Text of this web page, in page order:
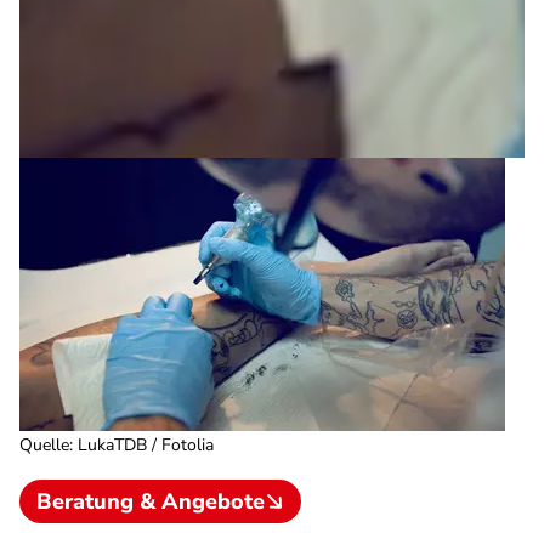
Quelle: LukaTDB / Fotolia
Beratung & Angebote